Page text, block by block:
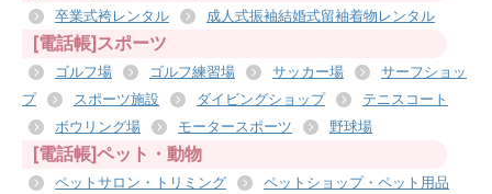
卒業式袴レンタル 成人式振袖結婚式留袖着物レンタル
[電話帳]スポーツ
ゴルフ場 ゴルフ練習場 サッカー場
サーフショッ
プ
スポーツ施設 ダイビングショップ
テニスコート
ボウリング場
モータースポーツ 野球場
[電話帳]ペット・動物
ペットサロン・トリミング
ペットショップ・ペット用品